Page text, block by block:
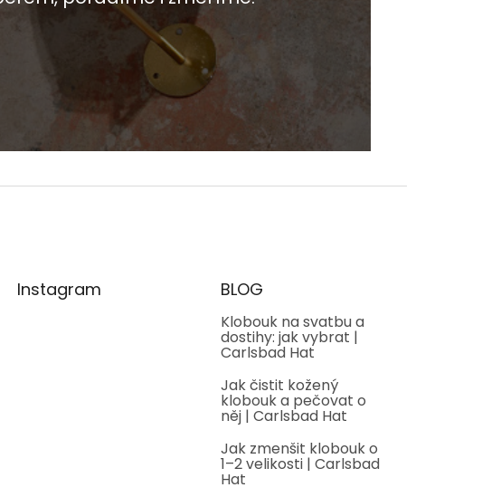
Instagram BLOG
Klobouk na svatbu a
dostihy: jak vybrat |
Carlsbad Hat
Jak čistit kožený
klobouk a pečovat o
něj | Carlsbad Hat
Jak zmenšit klobouk o
1–2 velikosti | Carlsbad
Hat